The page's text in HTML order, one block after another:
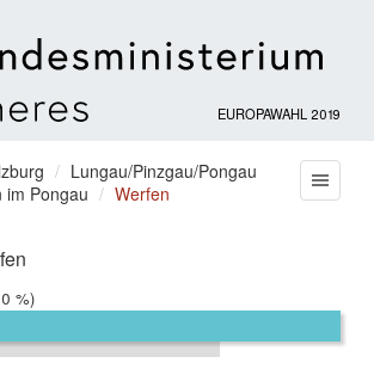
EUROPAWAHL 2019
Lungau/Pinzgau/Pongau
im Pongau
Werfen
%
%